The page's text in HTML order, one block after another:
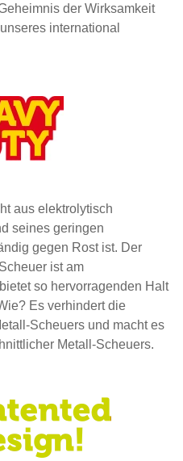
der Wirksamkeit
international
aus elektrolytisch
seines geringen
gegen Rost ist. Der
ist am
so hervorragenden Halt
Es verhindert die
Scheuers und macht es
Metall-Scheuers.